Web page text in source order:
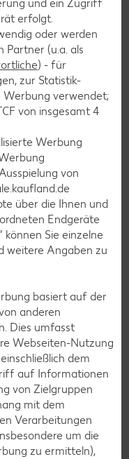
und ein Zugriff
erfolgt.
oder werden
Partner (u.a. als
) - für
zur Statistik-
Werbung verwendet;
von insgesamt 4
Werbung
von
über die Ihnen und
Endgeräte
können Sie einzelne
weitere Angaben zu
basiert auf der
anderen
Dies umfasst
Webseiten-Nutzung
dem
auf Informationen
von Zielgruppen
mit dem
Verarbeitungen
um die
zu ermitteln),